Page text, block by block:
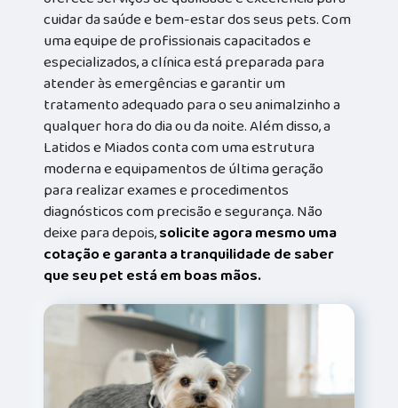
cuidar da saúde e bem-estar dos seus pets. Com
uma equipe de profissionais capacitados e
especializados, a clínica está preparada para
atender às emergências e garantir um
tratamento adequado para o seu animalzinho a
qualquer hora do dia ou da noite. Além disso, a
Latidos e Miados conta com uma estrutura
moderna e equipamentos de última geração
para realizar exames e procedimentos
diagnósticos com precisão e segurança. Não
deixe para depois,solicite agora mesmo uma
cotação e garanta a tranquilidade de saber
que seu pet está em boas mãos.